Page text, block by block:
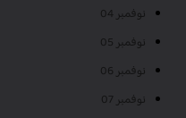
نوفمبر 04
نوفمبر 05
نوفمبر 06
نوفمبر 07